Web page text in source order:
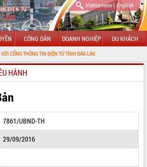
Vietnamese| English
CÔNG DÂN DOANH NGHIỆP DU KHÁCH
TIN ĐIỆN TỬ TỈNH ĐẮK LẮK
HÀNH
7861/UBND-TH
29/09/2016